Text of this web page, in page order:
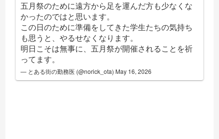
五月祭のために遠方から足を運んだ方も少なくな
かったのではと思います。
この日のために準備をしてきた学生たちの気持ち
も思うと、やるせなくなります。
明日こそは無事に、五月祭が開催されることを祈
ってます。
— とある街の勤務医 (@norick_ota) May 16, 2026